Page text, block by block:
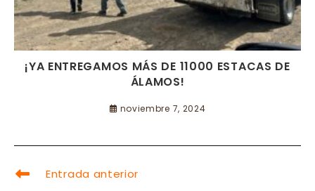
¡YA ENTREGAMOS MÁS DE 11000 ESTACAS DE
ÁLAMOS!
noviembre 7, 2024
LEER
Entrada anterior